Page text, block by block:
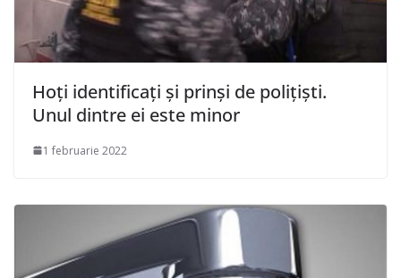
Hoți identificați și prinși de polițiști.
Unul dintre ei este minor
1 februarie 2022